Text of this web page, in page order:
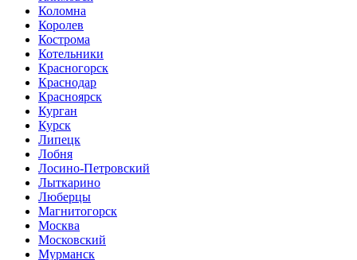
Коломна
Королев
Кострома
Котельники
Красногорск
Краснодар
Красноярск
Курган
Курск
Липецк
Лобня
Лосино-Петровский
Лыткарино
Люберцы
Магнитогорск
Москва
Московский
Мурманск